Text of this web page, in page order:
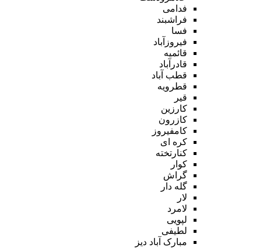
فدامی
فراشبند
فسا
فیروزآباد
قائمیه
قادرآباد
قطب آباد
قطرویه
قیر
کارزین
کازرون
کامفیروز
کره ای
کنارتخته
کوار
گراش
گله دار
لار
لامرد
لپویی
لطیفی
مبارک آباد دیز